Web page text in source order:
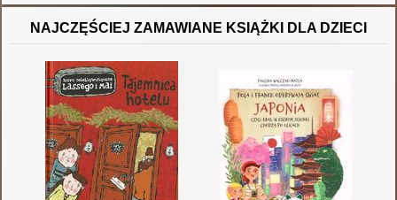
NAJCZĘŚCIEJ ZAMAWIANE KSIĄŻKI DLA DZIECI